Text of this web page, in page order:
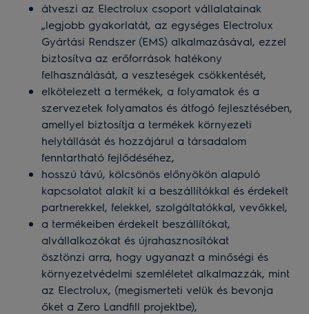
átveszi az Electrolux csoport vállalatainak
„legjobb gyakorlatát, az egységes Electrolux
Gyártási Rendszer (EMS) alkalmazásával, ezzel
biztosítva az erőforrások hatékony
felhasználását, a veszteségek csökkentését,
elkötelezett a termékek, a folyamatok és a
szervezetek folyamatos és átfogó fejlesztésében,
amellyel biztosítja a termékek környezeti
helytállását és hozzájárul a társadalom
fenntartható fejlődéséhez,
hosszú távú, kölcsönös előnyökön alapuló
kapcsolatot alakít ki a beszállítókkal és érdekelt
partnerekkel, felekkel, szolgáltatókkal, vevőkkel,
a termékeiben érdekelt beszállítókat,
alvállalkozókat és újrahasznosítókat
ösztönzi arra, hogy ugyanazt a minőségi és
környezetvédelmi szemléletet alkalmazzák, mint
az Electrolux, (megismerteti velük és bevonja
őket a Zero Landfill projektbe),